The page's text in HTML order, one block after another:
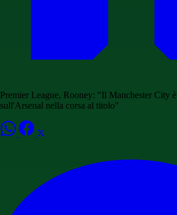
Premier League, Rooney: "Il Manchester City
sull'Arsenal nella corsa al titolo"